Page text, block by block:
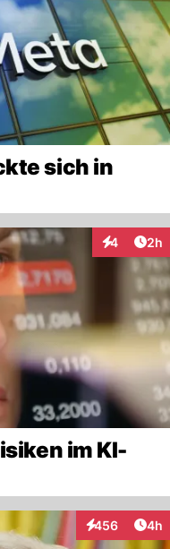
sich in
4 2h
im KI-
456
Interaktionen
4h